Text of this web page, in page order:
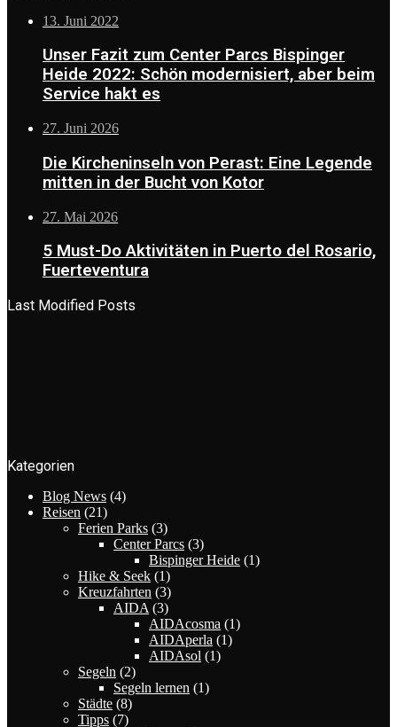
13. Juni 2022
Unser Fazit zum Center Parcs Bispinger
Heide 2022: Schön modernisiert, aber beim
Service hakt es
27. Juni 2026
Die Kircheninseln von Perast: Eine Legende
mitten in der Bucht von Kotor
27. Mai 2026
5 Must-Do Aktivitäten in Puerto del Rosario,
Fuerteventura
Last Modified Posts
Kategorien
Blog News (4)
Reisen (21)
Ferien Parks (3)
Center Parcs (3)
Bispinger Heide (1)
Hike & Seek (1)
Kreuzfahrten (3)
AIDA (3)
AIDAcosma (1)
AIDAperla (1)
AIDAsol (1)
Segeln (2)
Segeln lernen (1)
Städte (8)
Tipps (7)